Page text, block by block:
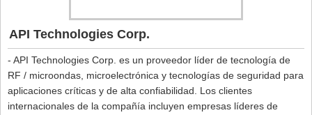
API Technologies Corp.
- API Technologies Corp. es un proveedor líder de tecnología de
RF / microondas, microelectrónica y tecnologías de seguridad para
aplicaciones críticas y de alta confiabilidad. Los clientes
internacionales de la compañía incluyen empresas líderes de